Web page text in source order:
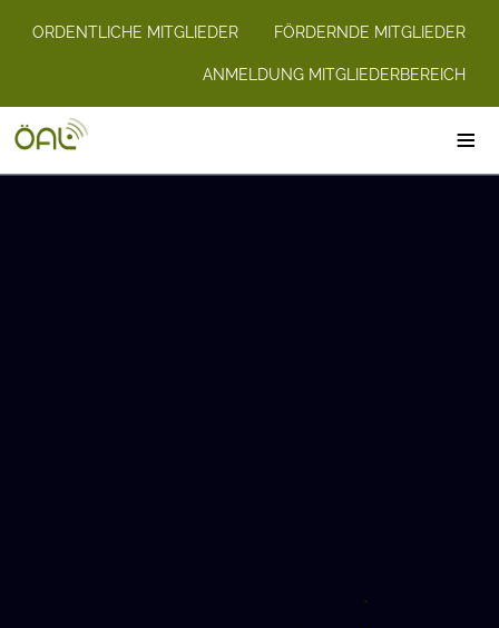
ORDENTLICHE MITGLIEDER FÖRDERNDE MITGLIEDER
ANMELDUNG MITGLIEDERBEREICH
≡